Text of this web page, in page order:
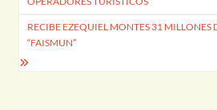
entradas
RECIBE EZEQUIEL MONTES 31 MILLONES
“FAISMUN”